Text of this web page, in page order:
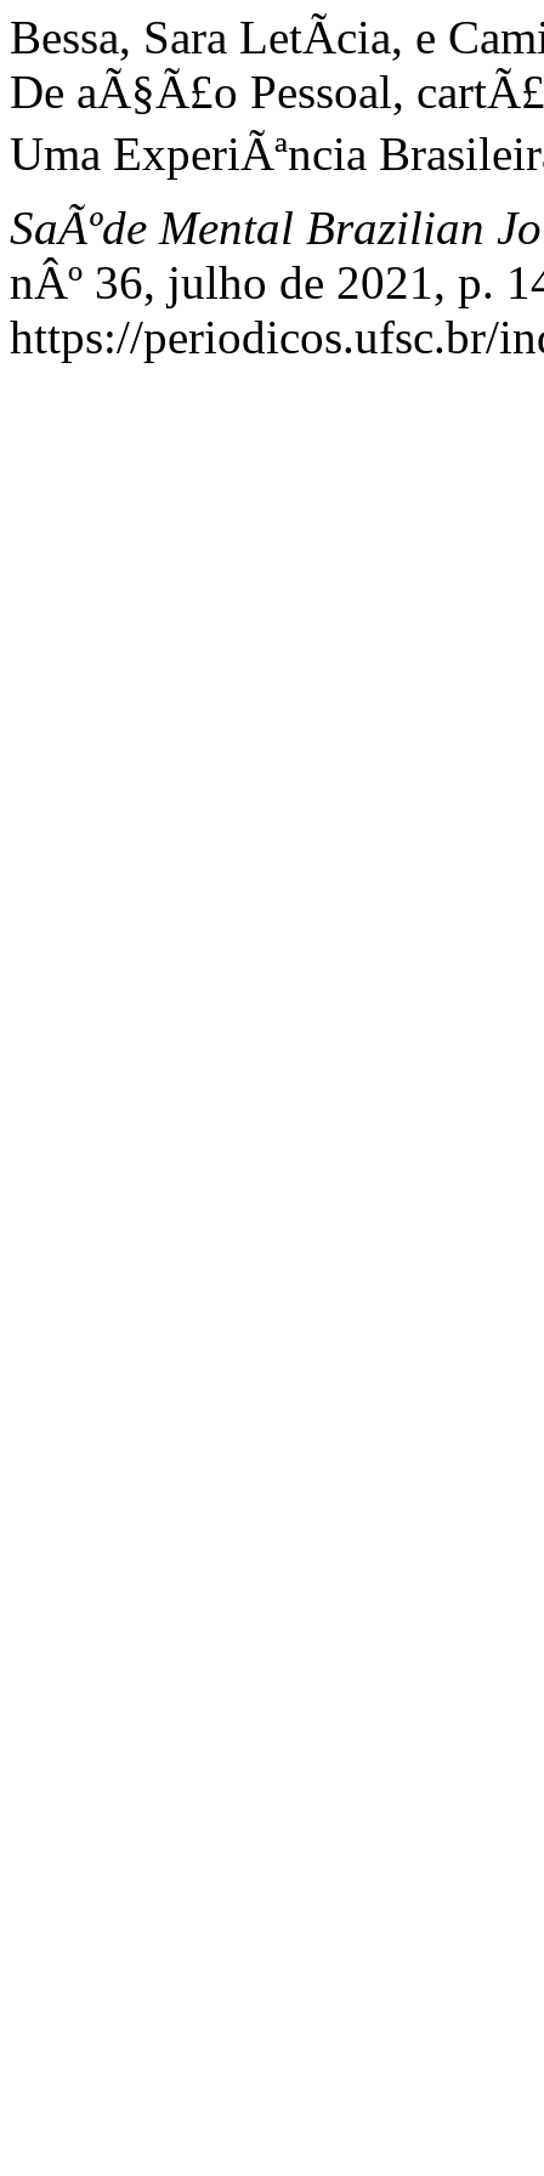
Bessa, Sara LetÃ­cia, e
De aÃ§Ã£o Pessoal,
Uma ExperiÃªncia
SaÃºde Mental Brazilian
nÂº 36, julho de 2021, p.
https://periodicos.ufsc.br/